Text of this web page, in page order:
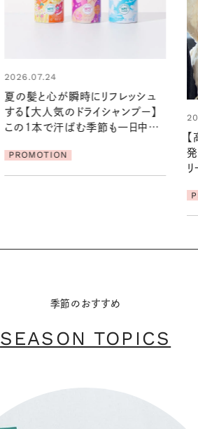
2026.07.21
発・ベーリングの腕時計】 アクセサ
季節のおすすめ
SEASON TOPICS